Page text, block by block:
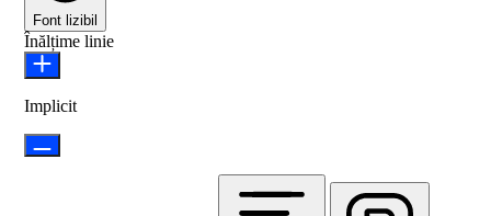
Font lizibil
Înălțime linie
Implicit